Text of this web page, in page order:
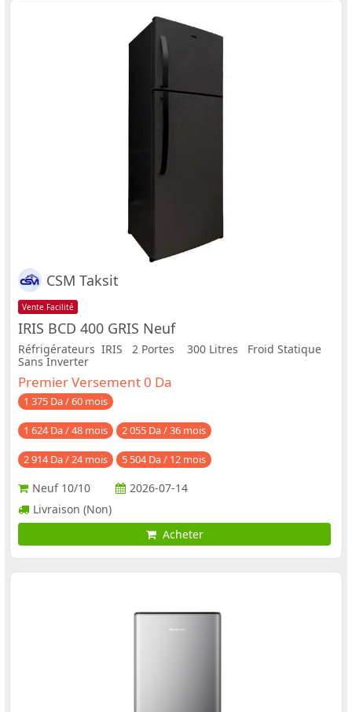
CSM Taksit
Vente Facilité
IRIS BCD 400 GRIS Neuf
Réfrigérateurs IRIS 2 Portes 300 Litres Froid Statique
Sans Inverter
Premier Versement 0 Da
1 375 Da / 60 mois
1 624 Da / 48 mois 2 055 Da / 36 mois
2 914 Da / 24 mois 5 504 Da / 12 mois
Neuf 10/10
2026-07-14
Livraison (Non)
Acheter